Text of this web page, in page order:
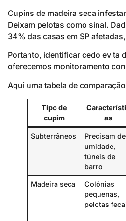
Cupins de madeira seca
Deixam pelotas como sinal.
34% das casas em SP
Portanto, identificar cedo evita
oferecemos monitoramento
Aqui uma tabela de
Tipo de
cupim
as
Subterrâneos
Precisam de
umidade,
túneis de
barro
Madeira seca
Colônias
pequenas,
pelotas